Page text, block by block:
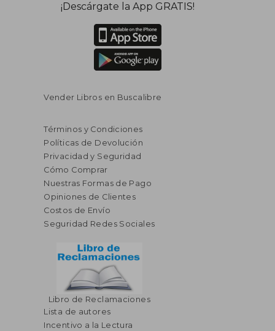
¡Descárgate la App GRATIS!
Vender Libros en Buscalibre
Términos y Condiciones
Políticas de Devolución
Privacidad y Seguridad
Cómo Comprar
Nuestras Formas de Pago
Opiniones de Clientes
Costos de Envío
Seguridad Redes Sociales
Libro de Reclamaciones
Lista de autores
Incentivo a la Lectura